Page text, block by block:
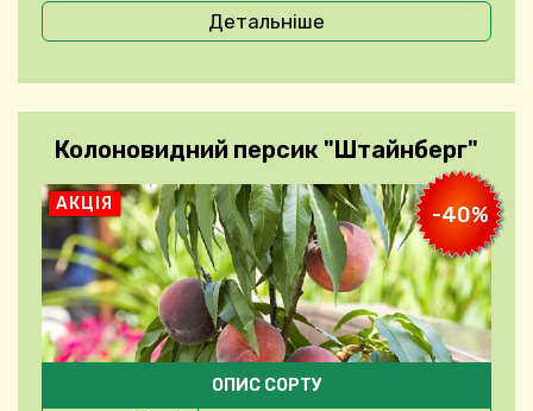
Детальніше
Колоновидний персик "Штайнберг"
АКЦІЯ -40%
ОПИС СОРТУ